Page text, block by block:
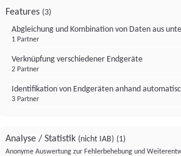
Features (3)
Abgleichung und Kombination von Daten aus
1 Partner
Verknüpfung verschiedener Endgeräte
2 Partner
Identifikation von Endgeräten anhand
3 Partner
Analyse / Statistik (nicht IAB) (1)
Anonyme Auswertung zur Fehlerbehebung und